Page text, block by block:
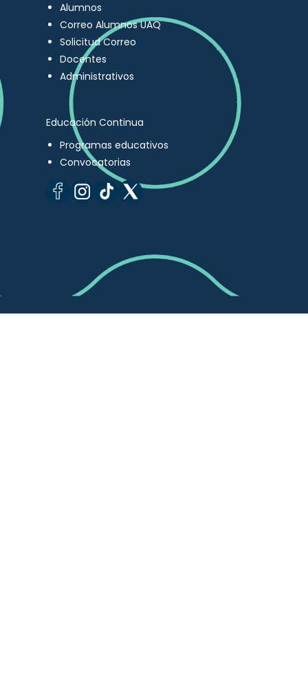
Alumnos
Correo Alumnos UAQ
Solicitud Correo
Docentes
Administrativos
Educación Continua
Programas educativos
Convocatorias